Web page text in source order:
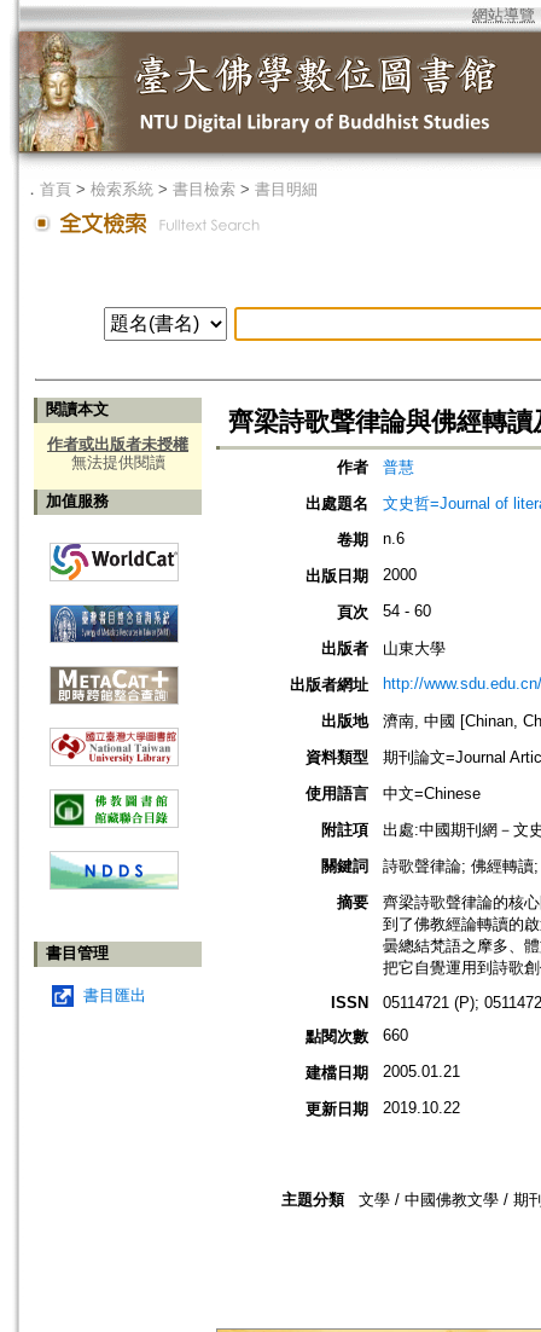
網站導覽
． 首頁 > 檢索系統 > 書目檢索 > 書目明細
閱讀本文
作者或出版者未授權
無法提供閱讀
加值服務
書目管理
書目匯出
齊梁詩歌聲律論與佛經轉讀
作者
普慧
出處題名
文史哲=Journal of
卷期
n.6
出版日期 2000
頁次 54 - 60
出版者
山東大學
出版者網址
http://www.sdu.edu.cn/
出版地
濟南, 中國 [Chinan,
資料類型
期刊論文=Journal
使用語言
中文=Chinese
附註項
出處:中國期刊網－文
關鍵詞
詩歌聲律論; 佛經轉讀
摘要
齊梁詩歌聲律論的核
到了佛教經論轉讀的
曇總結梵語之摩多、
把它自覺運用到詩歌
ISSN
05114721 (P);
點閱次數
660
建檔日期 2005.01.21
更新日期 2019.10.22
主題分類 文學 / 中國佛教文學 / 期